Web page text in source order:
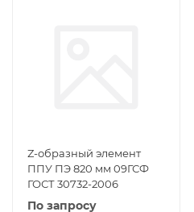
Z-образный элемент
ППУ ПЭ 820 мм 09ГСФ
ГОСТ 30732-2006
По запросу